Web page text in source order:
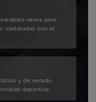
veces pero
inalteradas con el
y de secado
deportiva.